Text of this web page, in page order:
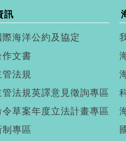
訊
海洋公約及協定
作文書
法規
法規英譯意見徵詢專區
草案年度立法計畫專區
專區